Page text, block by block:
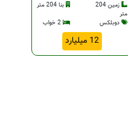
زمین 204
متر
بنا 204 متر
دوبلکس
2 خواب
12 میلیارد